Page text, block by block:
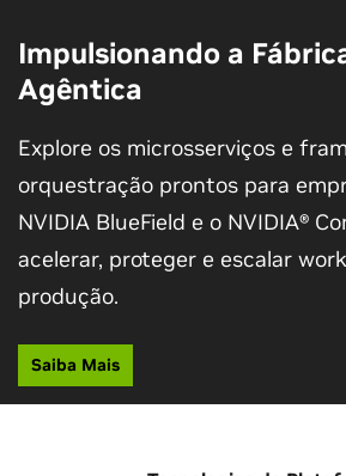
Impulsionando a
Agêntica
Explore os microsserviços e
orquestração prontos para
NVIDIA BlueField e o NVIDIA®
acelerar, proteger e escalar
produção.
Saiba Mais